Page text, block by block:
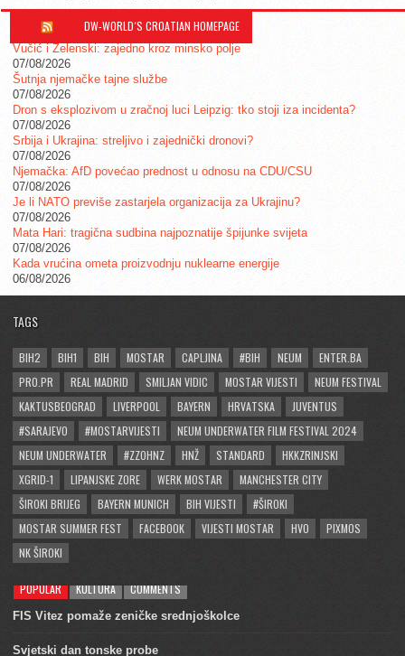
DW-WORLD´S CROATIAN HOMEPAGE
Vučić i Zelenski: zajedno kroz minsko polje
07/08/2026
Šutnja njemačke tajne službe
07/08/2026
Dron s eksplozivom u zračnoj luci Leipzig: tko stoji iza incidenta?
07/08/2026
Srbija i Ukrajina: streljivo i zajednički dronovi?
07/08/2026
Njemačka: AfD povećao prednost u odnosu na CDU/CSU
07/08/2026
Je li NATO previše zastarjela organizacija za Ukrajinu?
07/08/2026
Mata Hari: tragična sudbina najpoznatije špijunke svijeta
07/08/2026
Kada vrućina ometa proizvodnju nuklearne energije
06/08/2026
TAGS
BIH2 BIH1 BIH MOSTAR CAPLJINA #BIH NEUM
ENTER.BA
PRO.PR
REAL MADRID SMILJAN VIDIC MOSTAR VIJESTI
NEUM FESTIVAL
KAKTUSBEOGRAD
LIVERPOOL BAYERN HRVATSKA
JUVENTUS
#SARAJEVO
#MOSTARVIJESTI
NEUM UNDERWATER FILM FESTIVAL 2024
NEUM UNDERWATER
#ZZOHNZ HNŽ STANDARD
HKKZRINJSKI
XGRID-1
LIPANJSKE ZORE WERK MOSTAR
MANCHESTER CITY
ŠIROKI BRIJEG
BAYERN MUNICH BIH VIJESTI
#ŠIROKI
MOSTAR SUMMER FEST
FACEBOOK VIJESTI MOSTAR HVO
PIXMOS
NK ŠIROKI
POPULAR KULTURA COMMENTS
FIS Vitez pomaže zeničke srednjoškolce
Svjetski dan tonske probe